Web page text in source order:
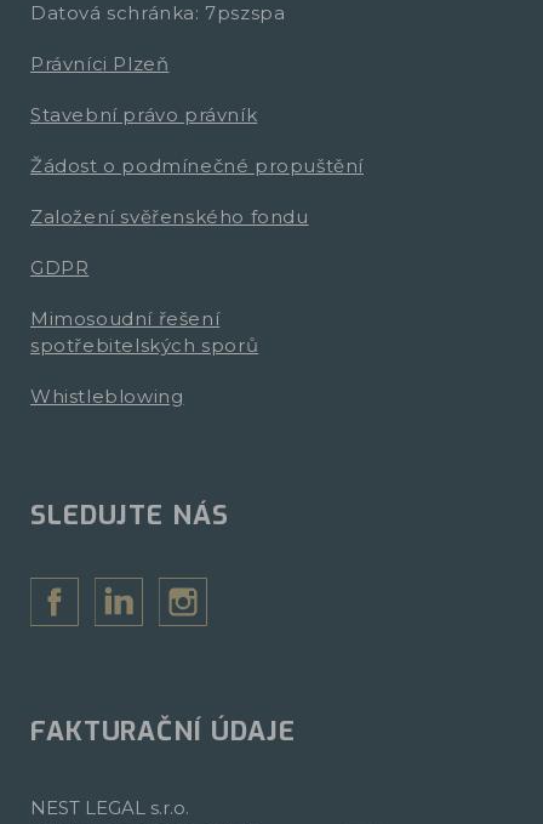
Datová schránka: 7pszspa
Právníci Plzeň
Stavební právo právník
Žádost o podmínečné propuštění
Založení svěřenského fondu
GDPR
Mimosoudní řešení
spotřebitelských sporů
Whistleblowing
SLEDUJTE NÁS
FAKTURAČNÍ ÚDAJE
NEST LEGAL s.r.o.